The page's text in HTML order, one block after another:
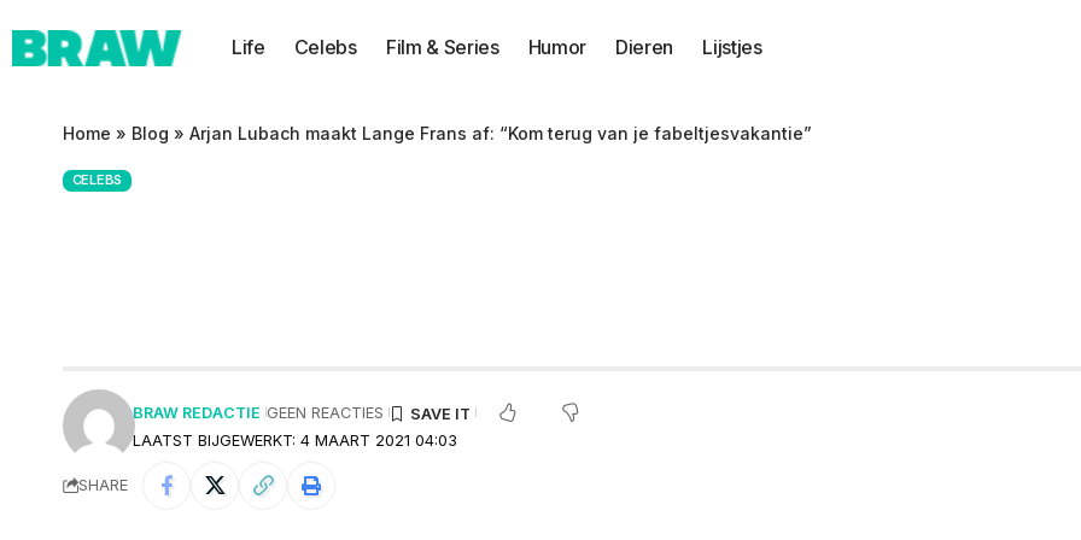
Life Celebs Film & Series Humor Dieren Lijstjes
Home » Blog » Arjan Lubach maakt Lange Frans af: “Kom terug van je fabeltjesvakantie”
CELEBS
LAATST BIJGEWERKT: 4 MAART 2021 04:03
BRAW REDACTIE GEEN REACTIES
SHARE